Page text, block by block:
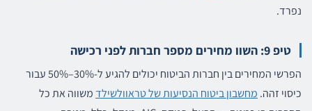
נפרד.
טיפ 9: השוו מחירים מספר חברות לפני רכישה
הפרשי המחירים בין חברות הביטוח יכולים להגיע ל-30%–50% עבור
כיסוי זהה. מחשבון ביטוח הנסיעות של טראוולשילדמשווה את כל